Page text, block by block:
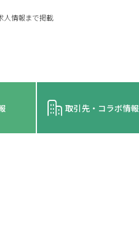
人情報まで掲載
取引先・コラボ情報